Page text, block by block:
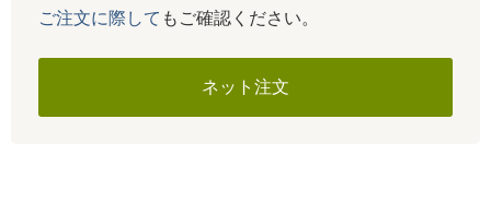
ご注文に際して もご確認ください。
ネット注文